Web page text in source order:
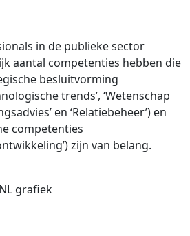
in de publieke sector
aantal competenties hebben die
besluitvorming
trends’, ‘Wetenschap
en ‘Relatiebeheer’) en
competenties
zijn van belang.